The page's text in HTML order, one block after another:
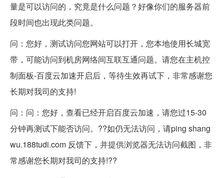
量是可以访问的，究竟是什么问题？好像你们的服务器前
段时间也出现此类问题。
问：您好，测试访问您网站可以打开，您本地使用长城宽
带，可能访问到机房网络间互联互通问题。请您在主机控
制面板-百度云加速开启后，等待生效再试下，非常感谢您
长期对我司的支持!
问：问：您好，查看已经开启百度云加速，请您过15-30
分钟再测试下能否访问。??如仍无法访问，请ping shang
wu.188tudi.com 反馈下，并提供浏览器无法访问截图，非
常感谢您长期对我司的支持!??